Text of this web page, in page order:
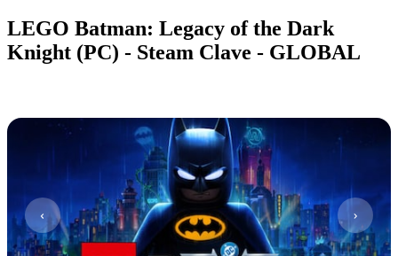
LEGO Batman: Legacy of the Dark
Knight (PC) - Steam Clave - GLOBAL